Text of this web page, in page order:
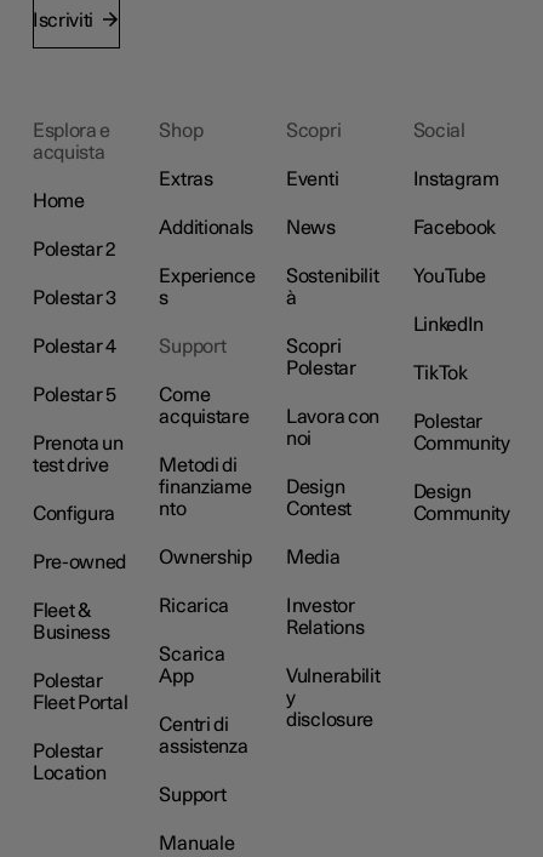
Iscriviti
Esplora e
acquista
Home
Polestar 2
Polestar 3
Polestar 4
Polestar 5
Prenota un
test drive
Configura
Pre-owned
Fleet &
Business
Polestar
Fleet Portal
Polestar
Location
Shop
Extras
Additionals
Experience
s
Support
Come
acquistare
Metodi di
finanziame
nto
Ownership
Ricarica
Scarica
App
Centri di
assistenza
Support
Manuale
Scopri
Eventi
News
Sostenibilit
à
Scopri
Polestar
Lavora con
noi
Design
Contest
Media
Investor
Relations
Vulnerabilit
y
disclosure
Social
Instagram
Facebook
YouTube
LinkedIn
TikTok
Polestar
Community
Design
Community